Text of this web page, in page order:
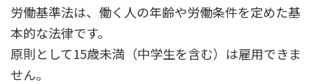
労働基準法は、働く人の年齢や労働条件を定めた基
本的な法律です。
原則として15歳未満（中学生を含む）は雇用できま
せん。